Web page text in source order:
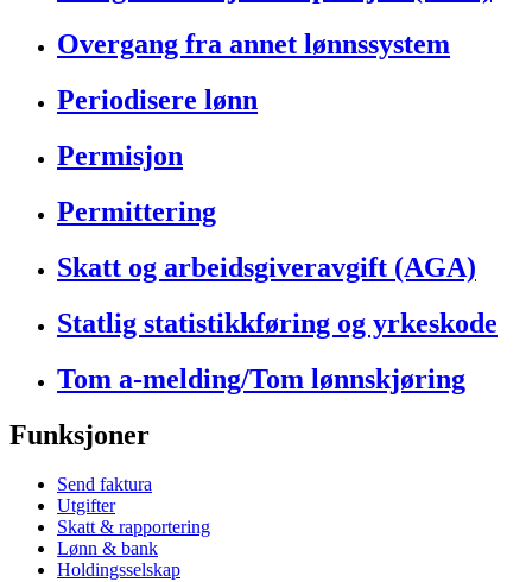
Overgang fra annet lønnssystem
Periodisere lønn
Permisjon
Permittering
Skatt og arbeidsgiveravgift (AGA)
Statlig statistikkføring og yrkeskode
Tom a-melding/Tom lønnskjøring
Funksjoner
Send faktura
Utgifter
Skatt & rapportering
Lønn & bank
Holdingsselskap